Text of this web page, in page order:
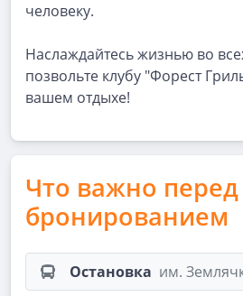
человеку.
Наслаждайтесь жизнью во
позвольте клубу "Форест
вашем отдыхе!
Что важно перед
бронированием
Остановка им.